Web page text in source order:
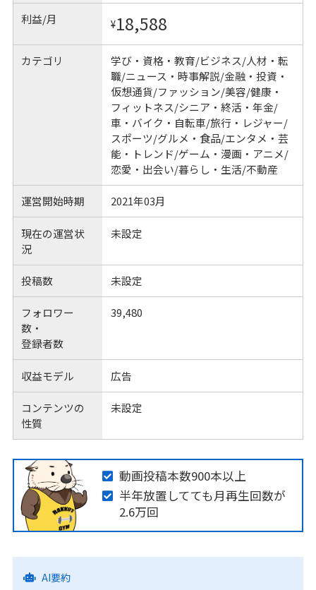
利益/月 ¥18,588
カテゴリ
学び・資格・教育/ビジネス/人材・転
職/ニュース・時事解説/金融・投資・
仮想通貨/ファッション/美容/健康・
フィットネス/シニア・終活・年金/
車・バイク・自転車/旅行・レジャー/
スポーツ/グルメ・食品/エンタメ・芸
能・トレンド/ゲーム・漫画・アニメ/
恋愛・出会い/暮らし・生活/不動産
運営開始時期 2021年03月
現在の運営状
況
未設定
投稿数 未設定
フォロワー
数・
登録者数
39,480
収益モデル 広告
コンテンツの
性質
未設定
動画投稿本数900本以上
半年放置してても月再生回数が
2.6万回
AI要約